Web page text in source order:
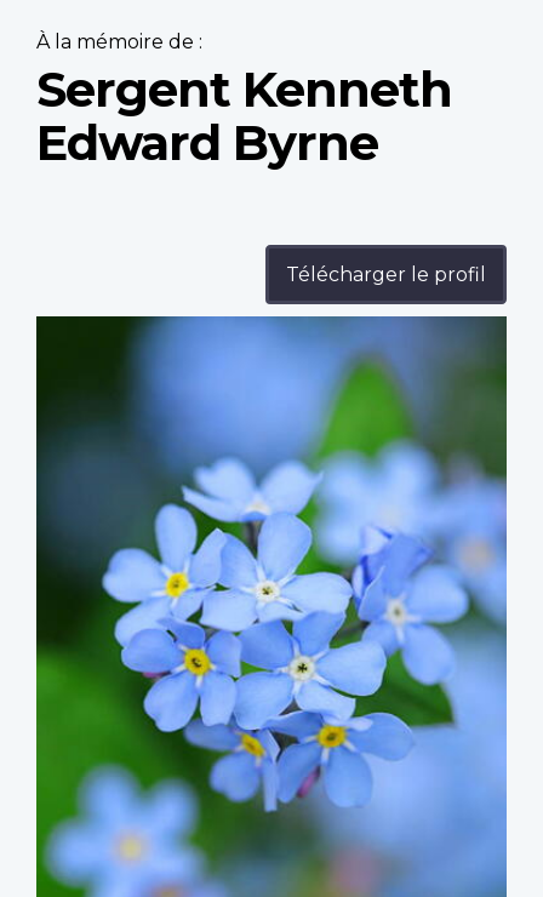
À la mémoire de :
Sergent Kenneth
Edward Byrne
Télécharger le profil